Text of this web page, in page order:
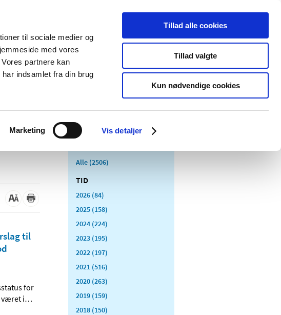
til sociale medier og
med vores
partnere kan
indsamlet fra din brug
Marketing Vis detaljer
Tillad alle cookies
Tillad valgte
Kun nødvendige cookies
Kontakt Udgivelser
af
Medicinsk
Særlige
produktområder
til
for
været i…
Alle (2506)
TID
2026 (84)
2025 (158)
2024 (224)
2023 (195)
2022 (197)
2021 (516)
2020 (263)
2019 (159)
2018 (150)